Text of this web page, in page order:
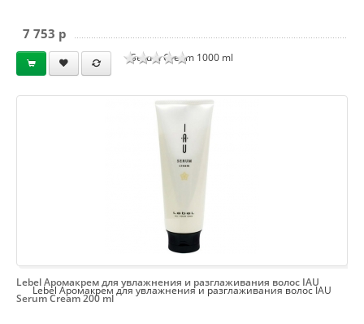
Serum Cream 1000 ml
7 753 p
Lebel Аромакрем для увлажнения и разглаживания волос IAU
Lebel Аромакрем для увлажнения и разглаживания волос IAU
Serum Cream 200 ml